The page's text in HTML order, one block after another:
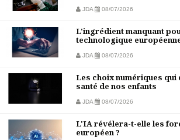
JDA 08/07/2026
L'ingrédient manquant
technologique
JDA 08/07/2026
Les choix numériques qui
santé de nos enfants
JDA 08/07/2026
L'IA révélera-t-elle les
européen ?